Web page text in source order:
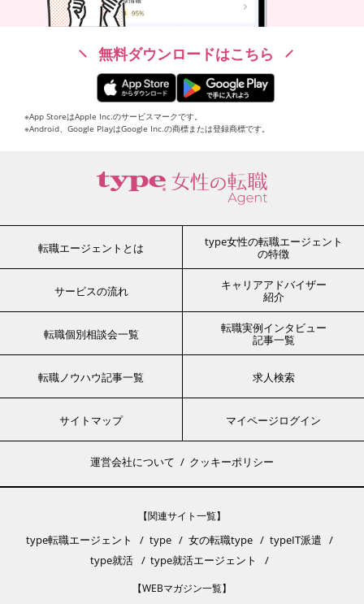
無料ダウンロードはこちら
※App StoreはApple Inc.のサービスマークです。
※Android、Google PlayはGoogle Inc.の商標または登録商標です。
転職エージェントとは
type女性の転職エージェント
の特徴
サービスの流れ
キャリアアドバイザー
紹介
転職個別相談会一覧
転職実例インタビュー
記事一覧
転職ノウハウ記事一覧 求人検索
サイトマップ マイページログイン
運営会社について クッキーポリシー
【関連サイト一覧】
type転職エージェント type 女の転職type
typeIT派遣
type就活
type就活エージェント
【WEBマガジン一覧】